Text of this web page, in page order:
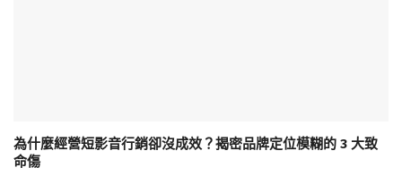
為什麼經營短影音行銷卻沒成效？揭密品牌定位模糊的 3 大致
命傷